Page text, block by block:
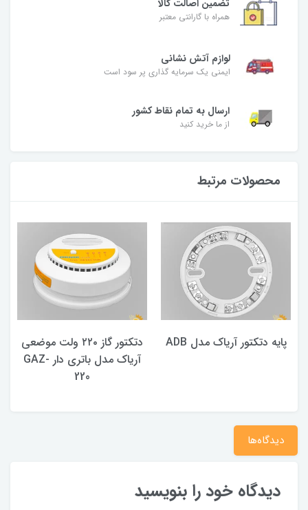
تضمین اصالت کالا
همراه با گارانتی معتبر
لوازم آتش نشانی
ایمنی یک سرمایه گذاری پر سود است
ارسال به تمام نقاط کشور
از ما خرید کنید
محصولات مرتبط
پایه دتکتور آریاک مدل ADB
دتکتور گاز ۲۲۰ ولت موضعی
آریاک مدل باتری دار GAZ-
220
دیدگاه‌ها
دیدگاه خود را بنویسید